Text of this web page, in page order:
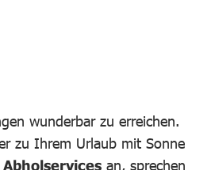
wunderbar zu erreichen.
zu Ihrem Urlaub mit Sonne
Abholservices an, sprechen